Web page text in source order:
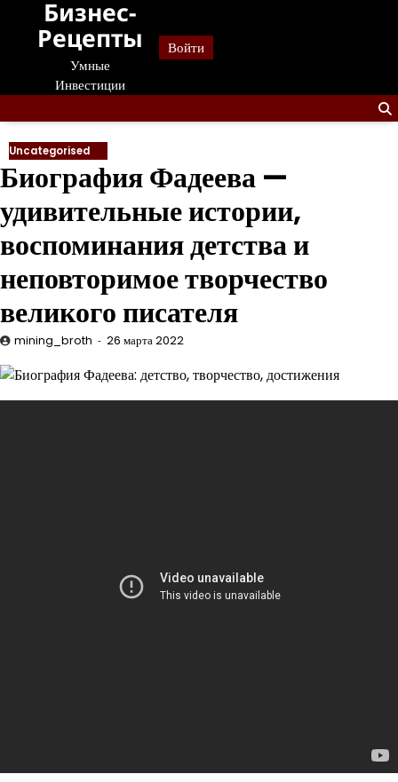
Перейти
содержанию
Бизнес-
Рецепты
Умные
Инвестиции
Войти
Uncategorised
Биография Фадеева —
удивительные истории,
воспоминания детства и
неповторимое творчество
великого писателя
mining_broth 26 марта 2022